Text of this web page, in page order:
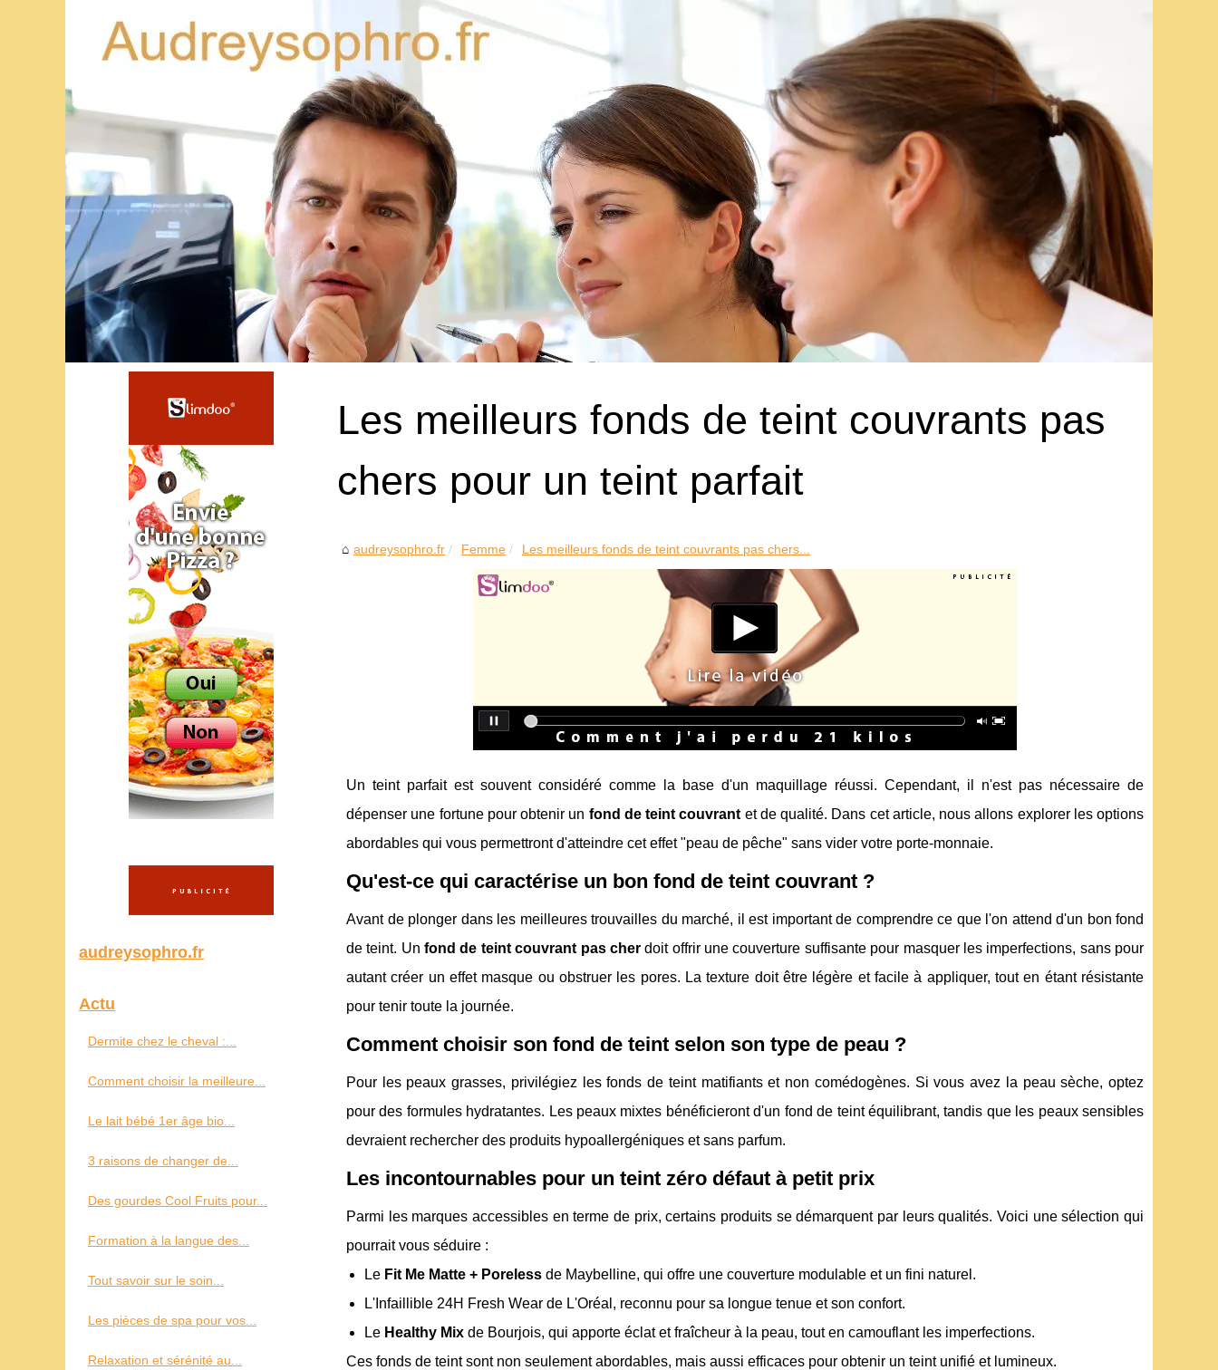
Les meilleurs fonds de teint couvrants pas
chers pour un teint parfait
audreysophro.fr Femme Les meilleurs fonds de teint couvrants pas chers...
Un teint parfait est souvent considéré comme la base d'un maquillage réussi. Cependant, il n'est pas nécessaire de
dépenser une fortune pour obtenir un fond de teint couvrant et de qualité. Dans cet article, nous allons explorer les options
abordables qui vous permettront d'atteindre cet effet "peau de pêche" sans vider votre porte-monnaie.
Qu'est-ce qui caractérise un bon fond de teint couvrant ?
Avant de plonger dans les meilleures trouvailles du marché, il est important de comprendre ce que l'on attend d'un bon fond
de teint. Unfond de teint couvrant pas cherdoit offrir une couverture suffisante pour masquer les imperfections, sans pour
autant créer un effet masque ou obstruer les pores. La texture doit être légère et facile à appliquer, tout en étant résistante
pour tenir toute la journée.
Comment choisir son fond de teint selon son type de peau ?
Pour les peaux grasses, privilégiez les fonds de teint matifiants et non comédogènes. Si vous avez la peau sèche, optez
pour des formules hydratantes. Les peaux mixtes bénéficieront d'un fond de teint équilibrant, tandis que les peaux sensibles
devraient rechercher des produits hypoallergéniques et sans parfum.
Les incontournables pour un teint zéro défaut à petit prix
Parmi les marques accessibles en terme de prix, certains produits se démarquent par leurs qualités. Voici une sélection qui
pourrait vous séduire :
Le Fit Me Matte + Poreless de Maybelline, qui offre une couverture modulable et un fini naturel.
L'Infaillible 24H Fresh Wear de L'Oréal, reconnu pour sa longue tenue et son confort.
Le Healthy Mix de Bourjois, qui apporte éclat et fraîcheur à la peau, tout en camouflant les imperfections.
Ces fonds de teint sont non seulement abordables, mais aussi efficaces pour obtenir un teint unifié et lumineux.
audreysophro.fr
Actu
Dermite chez le cheval :...
Comment choisir la meilleure...
Le lait bébé 1er âge bio...
3 raisons de changer de...
Des gourdes Cool Fruits pour...
Formation à la langue des...
Tout savoir sur le soin...
Les pièces de spa pour vos...
Relaxation et sérénité au...